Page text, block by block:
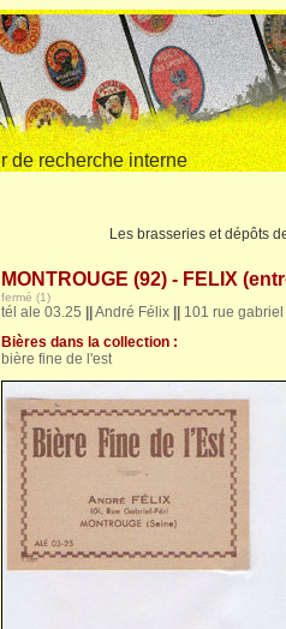
Les brasseries et dépôts
MONTROUGE (92) - FELIX
fermé (1)
tél ale 03.25 André Félix
101 rue gabriel
Bières dans la collection :
bière fine de l'est